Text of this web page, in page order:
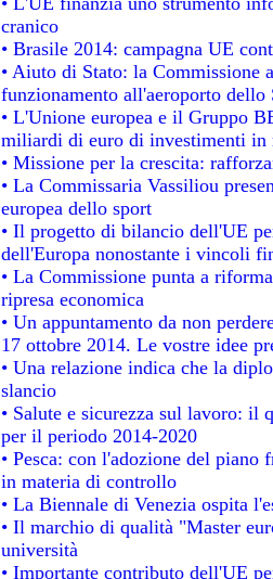
cranico
• Brasile 2014: campagna UE
• Aiuto di Stato: la Commissione
funzionamento all'aeroporto
• L'Unione europea e il Gruppo
miliardi di euro di investimenti in
• Missione per la crescita:
• La Commissaria Vassiliou
europea dello sport
• Il progetto di bilancio dell'UE
dell'Europa nonostante i vincoli
• La Commissione punta a
ripresa economica
• Un appuntamento da non
17 ottobre 2014. Le vostre idee
• Una relazione indica che la
slancio
• Salute e sicurezza sul lavoro:
per il periodo 2014-2020
• Pesca: con l'adozione del
in materia di controllo
• La Biennale di Venezia ospita
• Il marchio di qualità "Master
università
• Importante contributo dell'UE